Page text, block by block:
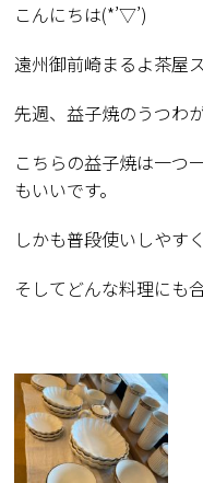
こんにちは(*’▽’)
遠州御前崎まるよ茶屋
先週、益子焼のうつわ
こちらの益子焼は一つ
もいいです。
しかも普段使いしやす
そしてどんな料理にも